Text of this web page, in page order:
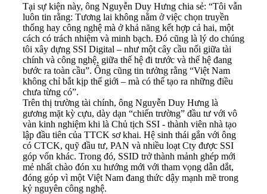
Tại sự kiện này, ông Nguyễn Duy Hưng chia sẻ: “Tôi vẫn
luôn tin rằng: Tương lai không nằm ở việc chọn truyền
thống hay công nghệ mà ở khả năng kết hợp cả hai, một
cách có trách nhiệm và minh bạch. Đó cũng là lý do chúng
tôi xây dựng SSI Digital – như một cây cầu nối giữa tài
chính và công nghệ, giữa thế hệ đi trước và thế hệ đang
bước ra toàn cầu”. Ông cũng tin tưởng rằng “Việt Nam
không chỉ bắt kịp thế giới – mà có thể tạo ra những điều
chưa từng có”.
Trên thị trường tài chính, ông Nguyễn Duy Hưng là
gương mặt kỳ cựu, dày dạn “chiến trường” đầu tư với vô
vàn kinh nghiệm khi là Chủ tịch SSI - thành viên nhà tạo
lập đầu tiên của TTCK sơ khai. Hệ sinh thái gắn với ông
có CTCK, quỹ đầu tư, PAN và nhiều loạt Cty được SSI
góp vốn khác. Trong đó, SSID trở thành mảnh ghép mới
mẻ nhất chào đón xu hướng mới với tham vọng dẫn dắt,
đóng góp vì một Việt Nam đang thức dậy mạnh mẽ trong
kỷ nguyên công nghệ.